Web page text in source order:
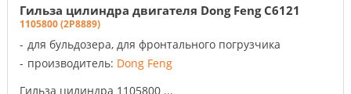
Гильза цилиндра двигателя Dong Feng C6121
1105800 (2P8889)
для бульдозера, для фронтального погрузчика
производитель: Dong Feng
Гильза цилиндра 1105800 ...